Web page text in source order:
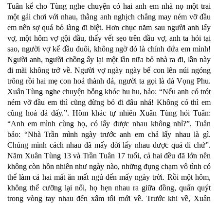
Tuân kể cho Tùng nghe chuyện có hai anh em nhà nọ một trai
một gái chơi với nhau, thằng anh nghịch chẳng may ném vỡ đầu
em nên sợ quá bỏ làng đi biệt. Hơn chục năm sau người anh lấy
vợ, một hôm vợ gội đầu, thấy vết sẹo trên đầu vợ, anh ta hỏi tại
sao, người vợ kể đầu đuôi, không ngờ đó là chính đứa em mình!
Người anh, người chồng ấy lại một lần nữa bỏ nhà ra đi, lần này
đi mãi không trở về. Người vợ ngày ngày bế con lên núi ngóng
trông rồi hai mẹ con hoá thành đá, người ta gọi là đá Vọng Phu.
Xuân Tùng nghe chuyện bỗng khóc hu hu, bảo: “Nếu anh có trót
ném vỡ đầu em thì cũng đừng bỏ đi đâu nhá! Không có thì em
cũng hoá đá đấy.”. Hôm khác tự nhiên Xuân Tùng hỏi Tuân:
“Anh em mình cùng họ, có lấy được nhau không nhỉ?”. Tuân
bảo: “Nhà Trần mình ngày trước anh em chả lấy nhau là gì.
Chúng mình cách nhau đã mấy đời lấy nhau được quá đi chứ”.
Năm Xuân Tùng 13 và Trần Tuân 17 tuổi, cả hai đều đã lớn nên
không còn hồn nhiên như ngày nào, những đụng chạm vô tình có
thể làm cả hai mất ăn mất ngủ đến mấy ngày trời. Rồi một hôm,
không thể cưỡng lại nổi, họ hẹn nhau ra giữa đồng, quấn quýt
trong vòng tay nhau đến xẩm tối mới về. Trước khi về, Xuân